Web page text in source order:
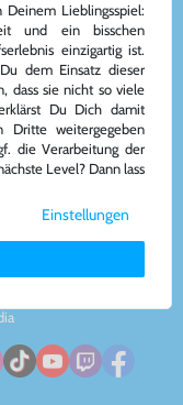
GmbH
163-165
DE
- 609886894
Lieblingsspiel:
und ein bisschen
einzigartig ist.
dem Einsatz dieser
dass sie nicht so viele
Du Dich damit
Dritte weitergegeben
die Verarbeitung der
Level? Dann lass
Cookies und
unsererDaten­schutz­
Einstellungen